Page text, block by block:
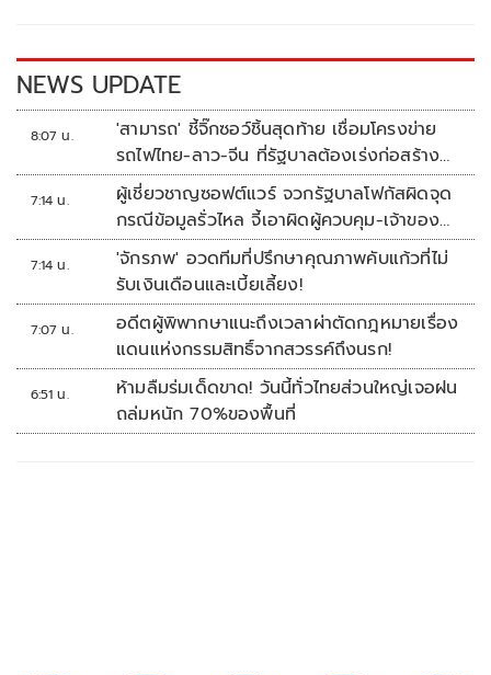
k k
NEWS UPDATE
8:07 น.
'สามารถ' ชี้จิ๊กซอว์ชิ้นสุดท้าย เชื่อมโครงข่าย
รถไฟไทย-ลาว-จีน ที่รัฐบาลต้องเร่งก่อสร้าง
ทันที
7:14 น.
ผู้เชี่ยวชาญซอฟต์แวร์ จวกรัฐบาลโฟกัสผิดจุด
กรณีข้อมูลรั่วไหล จี้เอาผิดผู้ควบคุม-เจ้าของ
ระบบตามกฎหมาย PDPA
7:14 น.
'จักรภพ' อวดทีมที่ปรึกษาคุณภาพคับแก้วที่ไม่
รับเงินเดือนและเบี้ยเลี้ยง!
7:07 น.
อดีตผู้พิพากษาแนะถึงเวลาผ่าตัดกฎหมายเรื่อง
แดนแห่งกรรมสิทธิ์จากสวรรค์ถึงนรก!
6:51 น.
ห้ามลืมร่มเด็ดขาด! วันนี้ทั่วไทยส่วนใหญ่เจอฝน
ถล่มหนัก 70%ของพื้นที่